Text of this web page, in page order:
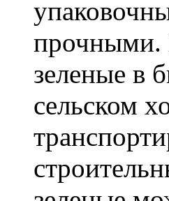
прочными.
зеленые в
сельском